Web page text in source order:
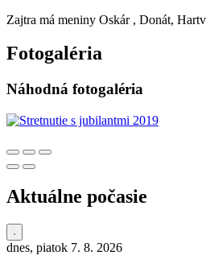
Zajtra má meniny Oskár , Donát,
Fotogaléria
Náhodná fotogaléria
Aktuálne počasie
dnes, piatok 7. 8. 2026